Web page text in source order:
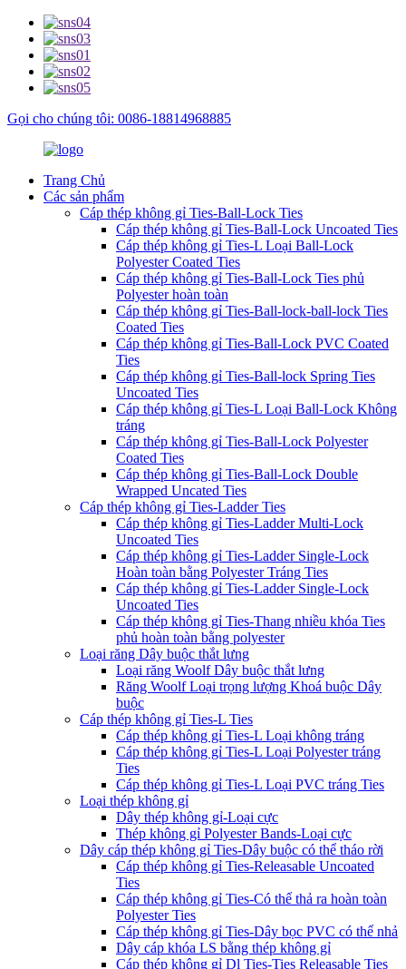
Gọi cho chúng tôi: 0086-18814968885
Trang Chủ
Các sản phẩm
Cáp thép không gỉ Ties-Ball-Lock Ties
Cáp thép không gỉ Ties-Ball-Lock Uncoated Ties
Cáp thép không gỉ Ties-L Loại Ball-Lock
Polyester Coated Ties
Cáp thép không gỉ Ties-Ball-Lock Ties phủ
Polyester hoàn toàn
Cáp thép không gỉ Ties-Ball-lock-ball-lock Ties
Coated Ties
Cáp thép không gỉ Ties-Ball-Lock PVC Coated
Ties
Cáp thép không gỉ Ties-Ball-lock Spring Ties
Uncoated Ties
Cáp thép không gỉ Ties-L Loại Ball-Lock Không
tráng
Cáp thép không gỉ Ties-Ball-Lock Polyester
Coated Ties
Cáp thép không gỉ Ties-Ball-Lock Double
Wrapped Uncated Ties
Cáp thép không gỉ Ties-Ladder Ties
Cáp thép không gỉ Ties-Ladder Multi-Lock
Uncoated Ties
Cáp thép không gỉ Ties-Ladder Single-Lock
Hoàn toàn bằng Polyester Tráng Ties
Cáp thép không gỉ Ties-Ladder Single-Lock
Uncoated Ties
Cáp thép không gỉ Ties-Thang nhiều khóa Ties
phủ hoàn toàn bằng polyester
Loại răng Dây buộc thắt lưng
Loại răng Woolf Dây buộc thắt lưng
Răng Woolf Loại trọng lượng Khoá buộc Dây
buộc
Cáp thép không gỉ Ties-L Ties
Cáp thép không gỉ Ties-L Loại không tráng
Cáp thép không gỉ Ties-L Loại Polyester tráng
Ties
Cáp thép không gỉ Ties-L Loại PVC tráng Ties
Loại thép không gỉ
Dây thép không gỉ-Loại cực
Thép không gỉ Polyester Bands-Loại cực
Dây cáp thép không gỉ Ties-Dây buộc có thể tháo rời
Cáp thép không gỉ Ties-Releasable Uncoated
Ties
Cáp thép không gỉ Ties-Có thể thả ra hoàn toàn
Polyester Ties
Cáp thép không gỉ Ties-Dây bọc PVC có thể nhả
Dây cáp khóa LS bằng thép không gỉ
Cáp thép không gỉ Dl Ties-Ties Releasable Ties